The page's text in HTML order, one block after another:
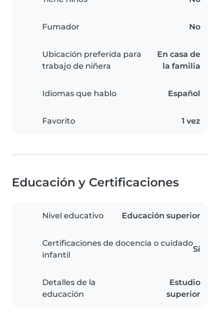
Fumador No
Ubicación preferida para
trabajo de niñera
En casa de
la familia
Idiomas que hablo Español
Favorito 1 vez
Educación y Certificaciones
Nivel educativo Educación superior
Certificaciones de docencia o cuidado
infantil
Sí
Detalles de la
educación
Estudio
superior